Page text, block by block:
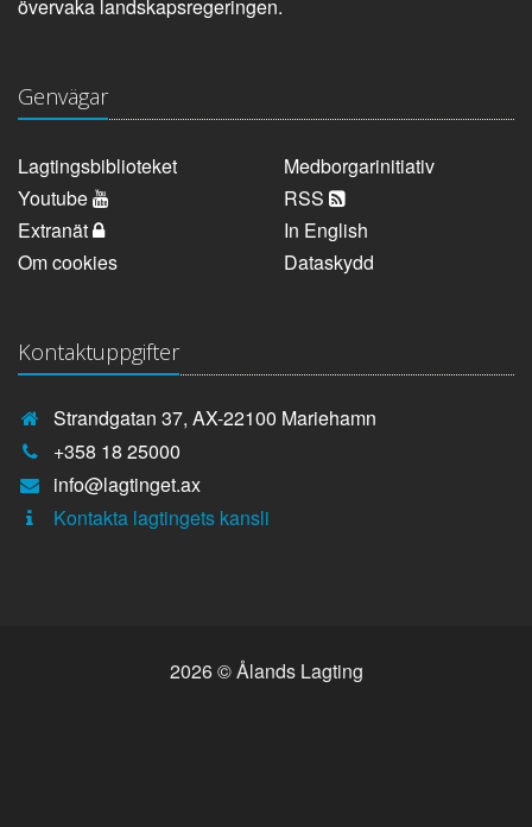
övervaka landskapsregeringen.
Genvägar
Lagtingsbiblioteket
Medborgarinitiativ
Youtube
RSS
Extranät
In English
Om cookies
Dataskydd
Kontaktuppgifter
Strandgatan 37, AX-22100 Mariehamn
Telefonnummer:
+358 18 25000
E-
post:
info@lagtinget.ax
Fler:
Kontakta lagtingets kansli
2026 © Ålands Lagting